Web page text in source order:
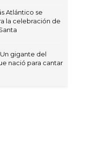
Atlántico se
la celebración de
gigante del
nació para cantar